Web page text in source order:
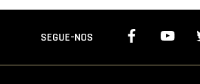
SEGUE-NOS